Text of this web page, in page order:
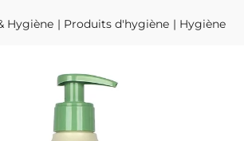
Hygiène Produits d'hygiène Hygiène